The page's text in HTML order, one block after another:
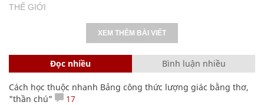
THẾ GIỚI
XEM THÊM BÀI VIẾT
Đọc nhiều Bình luận nhiều
Cách học thuộc nhanh Bảng công thức lượng giác bằng thơ,
"thần chú"
17